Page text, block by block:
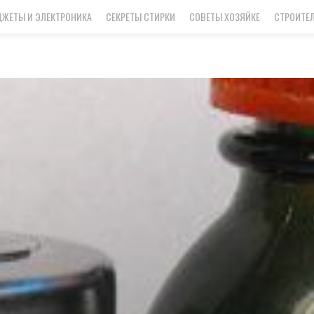
И ЭЛЕКТРОНИКА СЕКРЕТЫ СТИРКИ СОВЕТЫ ХОЗЯЙКЕ